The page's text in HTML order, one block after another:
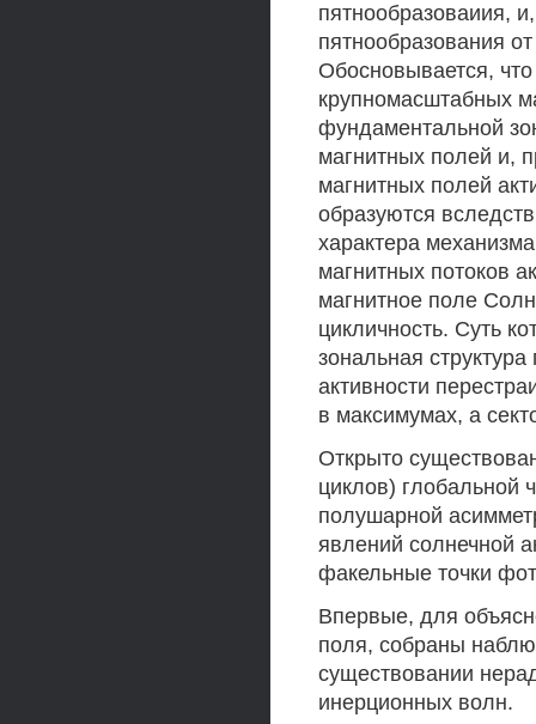
пятнообразоваиия,
пятнообразования
Обосновывается,
крупномасштабных
фундаментальной
магнитных полей и,
магнитных полей
образуются
характера
магнитных потоков
магнитное поле
цикличность. Суть
зональная
активности
в максимумах, а
Открыто
циклов) глобальной
полушарной
явлений солнечной
факельные точки
Впервые, для
поля, собраны
существовании
инерционных волн.